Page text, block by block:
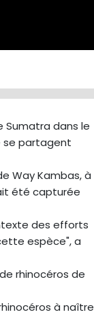
Sumatra dans le
se partagent
Way Kambas, à
été capturée
des efforts
espèce", a
rhinocéros de
à naître